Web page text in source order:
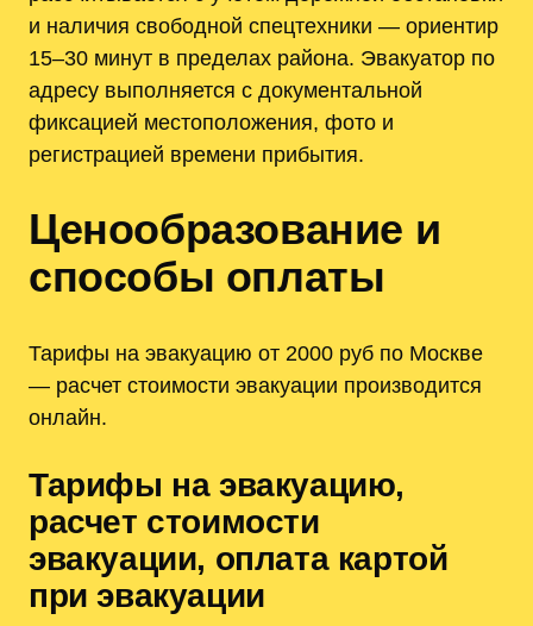
и наличия свободной спецтехники — ориентир
15–30 минут в пределах района. Эвакуатор по
адресу выполняется с документальной
фиксацией местоположения, фото и
регистрацией времени прибытия.
Ценообразование и
способы оплаты
Тарифы на эвакуацию от 2000 руб по Москве
— расчет стоимости эвакуации производится
онлайн.
Тарифы на эвакуацию,
расчет стоимости
эвакуации, оплата картой
при эвакуации